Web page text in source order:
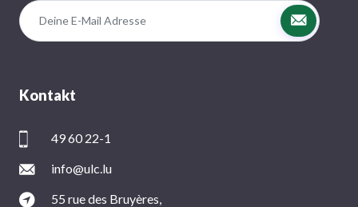
Kontakt
49 60 22-1
info@ulc.lu
55 rue des Bruyères,